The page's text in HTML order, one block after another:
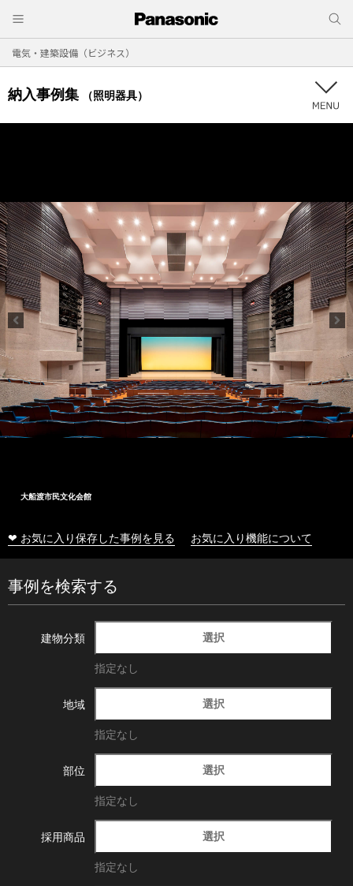
電気・建築設備（ビジネス）
納入事例集 （照明器具）
大船渡市民文化会館
❤ お気に入り保存した事例を見る お気に入り機能について
事例を検索する
建物分類 選択
指定なし
地域 選択
指定なし
部位 選択
指定なし
採用商品 選択
指定なし